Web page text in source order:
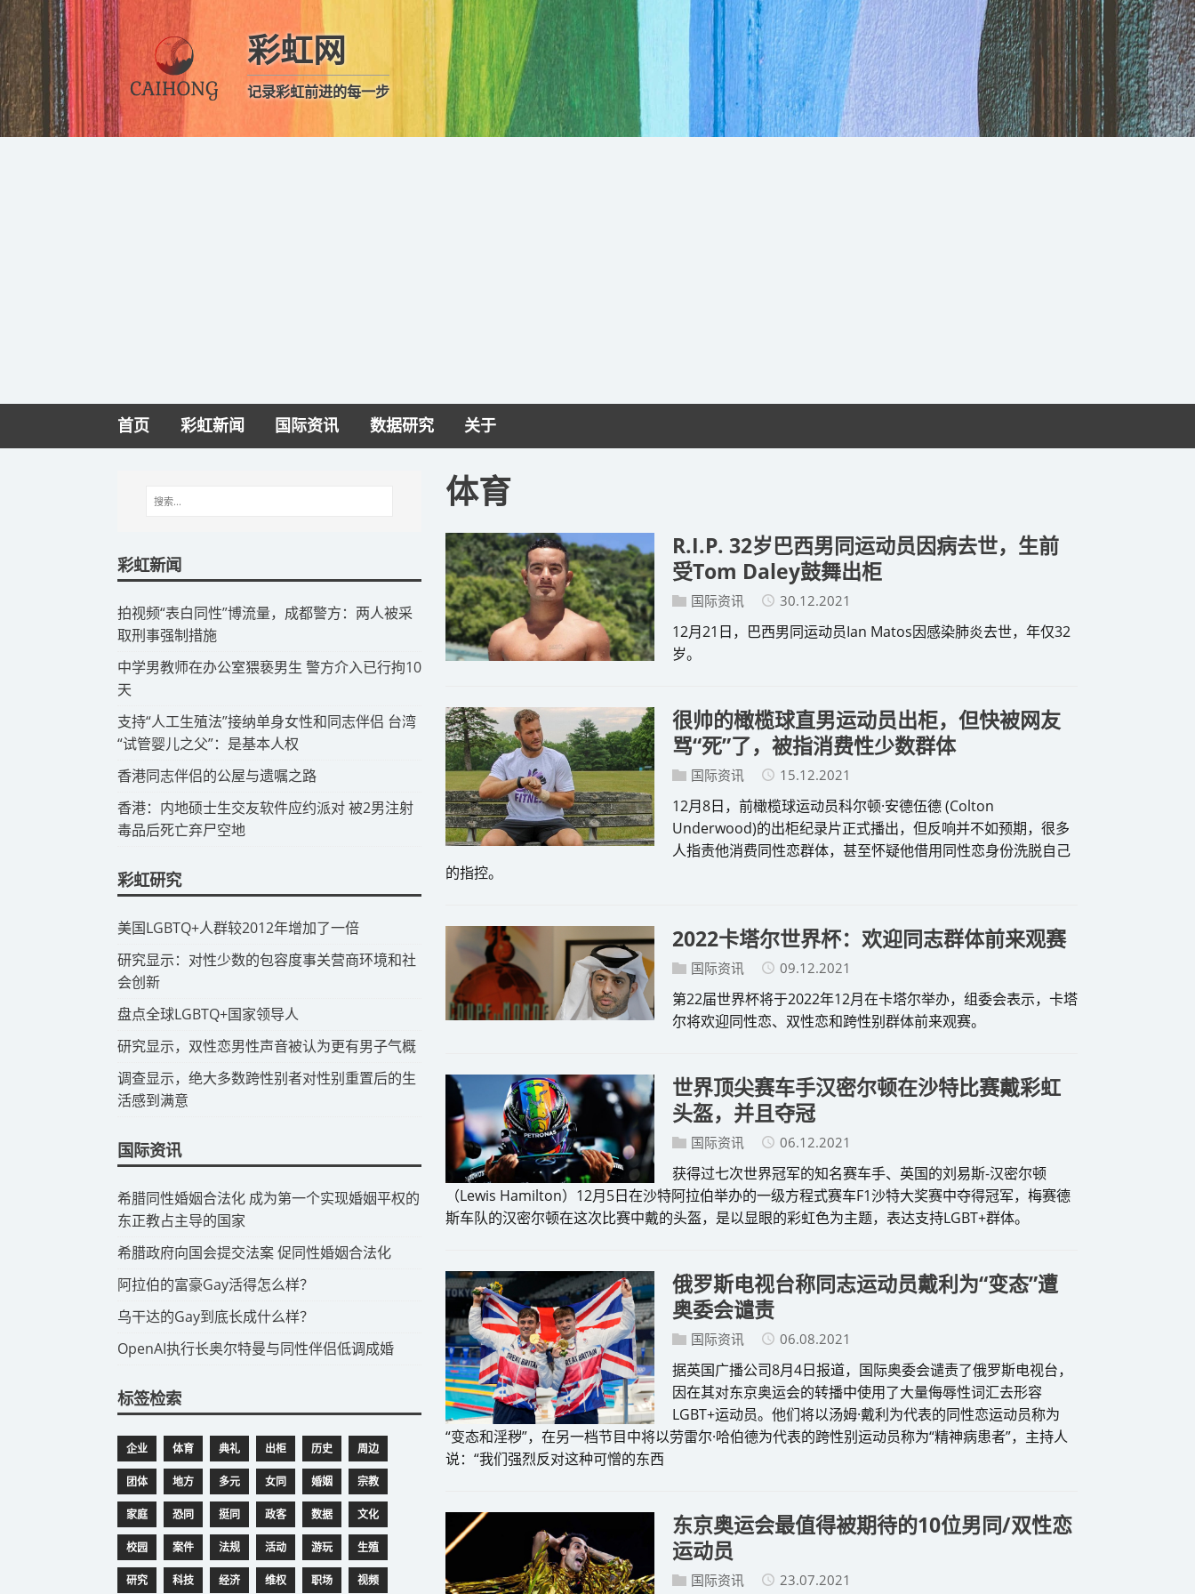
彩虹网
记录彩虹前进的每一步
首页 彩虹新闻 国际资讯 数据研究 关于
体育
R.I.P. 32岁巴西男同运动员因病去世，生前
受Tom Daley鼓舞出柜
国际资讯 30.12.2021
12月21日，巴西男同运动员Ian Matos因感染肺炎去世，年仅32
岁。
很帅的橄榄球直男运动员出柜，但快被网友
骂“死”了，被指消费性少数群体
国际资讯 15.12.2021
12月8日，前橄榄球运动员科尔顿·安德伍德 (Colton
Underwood)的出柜纪录片正式播出，但反响并不如预期，很多
人指责他消费同性恋群体，甚至怀疑他借用同性恋身份洗脱自己
的指控。
2022卡塔尔世界杯：欢迎同志群体前来观赛
国际资讯 09.12.2021
第22届世界杯将于2022年12月在卡塔尔举办，组委会表示，卡塔
尔将欢迎同性恋、双性恋和跨性别群体前来观赛。
世界顶尖赛车手汉密尔顿在沙特比赛戴彩虹
头盔，并且夺冠
国际资讯 06.12.2021
获得过七次世界冠军的知名赛车手、英国的刘易斯-汉密尔顿
（Lewis Hamilton）12月5日在沙特阿拉伯举办的一级方程式赛车F1沙特大奖赛中夺得冠军，梅赛德
斯车队的汉密尔顿在这次比赛中戴的头盔，是以显眼的彩虹色为主题，表达支持LGBT+群体。
俄罗斯电视台称同志运动员戴利为“变态”遭
奥委会谴责
国际资讯 06.08.2021
据英国广播公司8月4日报道，国际奥委会谴责了俄罗斯电视台，
因在其对东京奥运会的转播中使用了大量侮辱性词汇去形容
LGBT+运动员。他们将以汤姆·戴利为代表的同性恋运动员称为
“变态和淫秽”，在另一档节目中将以劳雷尔·哈伯德为代表的跨性别运动员称为“精神病患者”，主持人
说：“我们强烈反对这种可憎的东西
东京奥运会最值得被期待的10位男同/双性恋
运动员
国际资讯 23.07.2021
彩虹新闻
拍视频“表白同性”博流量，成都警方：两人被采
取刑事强制措施
​中学男教师在办公室猥亵男生 警方介入已行拘10
天
​支持“人工生殖法”接纳单身女性和同志伴侣 台湾
“试管婴儿之父”：是基本人权
​香港同志伴侣的公屋与遗嘱之路
​香港：内地硕士生交友软件应约派对 被2男注射
毒品后死亡弃尸空地
彩虹研究
​美国LGBTQ+人群较2012年增加了一倍
​研究显示：对性少数的包容度事关营商环境和社
会创新
​盘点全球LGBTQ+国家领导人
研究显示，双性恋男性声音被认为更有男子气概
调查显示，绝大多数跨性别者对性别重置后的生
活感到满意
国际资讯
​希腊同性婚姻合法化 成为第一个实现婚姻平权的
东正教占主导的国家
​希腊政府向国会提交法案 促同性婚姻合法化
​阿拉伯的富豪Gay活得怎么样？
​乌干达的Gay到底长成什么样？
​OpenAI执行长奥尔特曼与同性伴侣低调成婚
标签检索
企业 体育 典礼 出柜 历史 周边
团体 地方 多元 女同 婚姻 宗教
家庭 恐同 挺同 政客 数据 文化
校园 案件 法规 活动 游玩 生殖
研究 科技 经济 维权 职场 视频